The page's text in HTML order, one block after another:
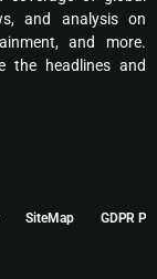
and analysis on
and more.
the headlines and
SiteMap GDPR